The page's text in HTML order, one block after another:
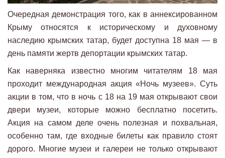
Очередная демонстрация того, как в аннексированном
Крыму относятся к историческому и духовному
наследию крымских татар, будет доступна 18 мая — в
день памяти жертв депортации крымских татар.
Как наверняка известно многим читателям 18 мая
проходит международная акция «Ночь музеев». Суть
акции в том, что в ночь с 18 на 19 мая открывают свои
двери музеи, которые можно бесплатно посетить.
Акция на самом деле очень полезная и похвальная,
особенно там, где входные билеты как правило стоят
дорого. Многие музеи и галереи не только открывают